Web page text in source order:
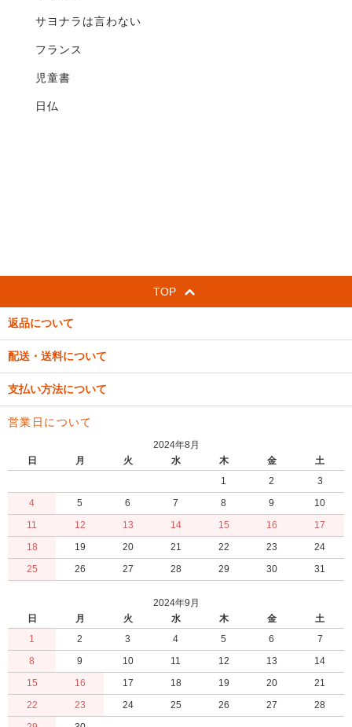
サヨナラは言わない
フランス
児童書
日仏
TOP
返品について
配送・送料について
支払い方法について
営業日について
2024年8月
日
月 火 水 木 金
土
1
2
3
4
5 6 7 8 9
10
11
12 13 14 15 16
17
18
19 20 21 22 23
24
25
26 27 28 29 30 31
2024年9月
日
月 火 水 木 金
土
1
2 3 4 5 6
7
8
9 10 11 12 13
14
15
16 17 18 19 20
21
22
23 24 25 26 27
28